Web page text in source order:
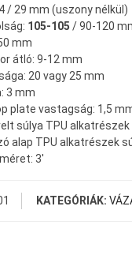
/ 29 mm (uszony nélkül)
105-105 / 90-120
mm
átló: 9-12 mm
20 vagy 25 mm
3 mm
plate vastagság: 1,5
súlya TPU alkatrészek
alap TPU alkatrészek
3′
KATEGÓRIÁK: